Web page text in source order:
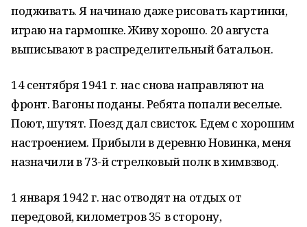
подживать. Я начинаю даже рисовать картинки,
играю на гармошке. Живу хорошо. 20 августа
выписывают в распределительный батальон.
14 сентября 1941 г. нас снова направляют на
фронт. Вагоны поданы. Ребята попали веселые.
Поют, шутят. Поезд дал свисток. Едем с хорошим
настроением. Прибыли в деревню Новинка, меня
назначили в 73-й стрелковый полк в химвзвод.
1 января 1942 г. нас отводят на отдых от
передовой, километров 35 в сторону,